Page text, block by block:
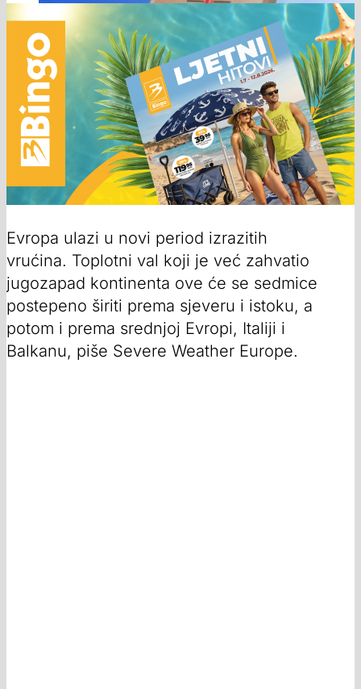
Evropa ulazi u novi period izrazitih
vrućina. Toplotni val koji je već zahvatio
jugozapad kontinenta ove će se sedmice
postepeno širiti prema sjeveru i istoku, a
potom i prema srednjoj Evropi, Italiji i
Balkanu, piše Severe Weather Europe.